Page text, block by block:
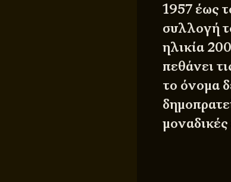
1957 έως
συλλογή
ηλικία
πεθάνει
το όνομα